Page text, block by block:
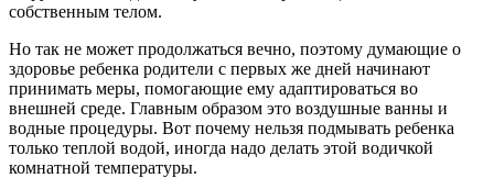
собственным телом.
Но так не может продолжаться вечно, поэтому думающие о
здоровье ребенка родители с первых же дней начинают
принимать меры, помогающие ему адаптироваться во
внешней среде. Главным образом это воздушные ванны и
водные процедуры. Вот почему нельзя подмывать ребенка
только теплой водой, иногда надо делать этой водичкой
комнатной температуры.